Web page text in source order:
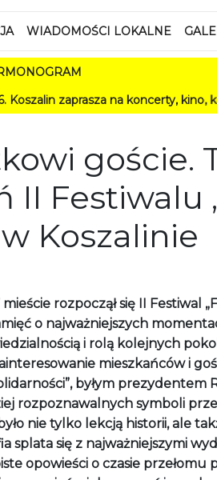
WIADOMOŚCI LOKALNE
na koncerty, kino, kabarety i
goście.
Festiwalu
Koszalinie
rozpoczął się II Festiwal
o najważniejszych
i rolą kolejnych
mieszkańców i
byłym prezydentem
rozpoznawalnych symboli
nie tylko lekcją historii, ale
splata się z najważniejszymi
opowieści o czasie przełomu